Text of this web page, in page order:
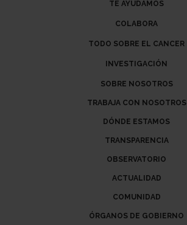
TE AYUDAMOS
COLABORA
TODO SOBRE EL CANCER
INVESTIGACIÓN
SOBRE NOSOTROS
TRABAJA CON NOSOTROS
DÓNDE ESTAMOS
TRANSPARENCIA
OBSERVATORIO
ACTUALIDAD
COMUNIDAD
ÓRGANOS DE GOBIERNO